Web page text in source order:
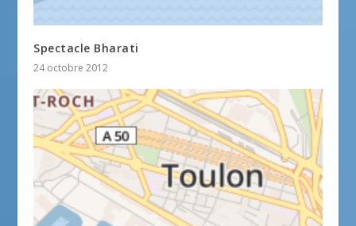
Spectacle Bharati
24 octobre 2012